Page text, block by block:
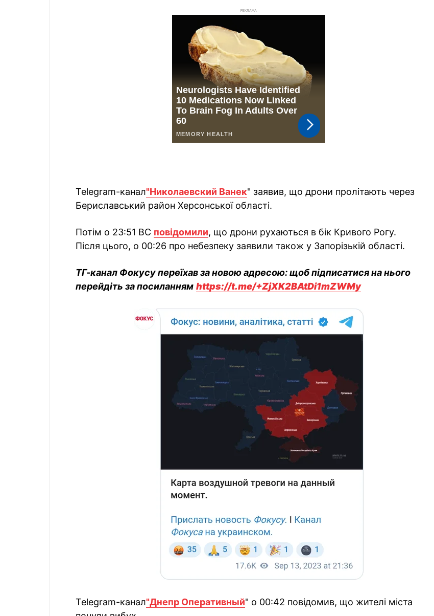
РЕКЛАМА
Telegram-канал"Николаевский Ванек" заявив, що дрони пролітають через
Бериславський район Херсонської області.
Потім о 23:51 ВС повідомили, що дрони рухаються в бік Кривого Рогу.
Після цього, о 00:26 про небезпеку заявили також у Запорізькій області.
ТГ-канал Фокусу переїхав за новою адресою: щоб підписатися на нього
перейдіть за посиланням https://t.me/+ZjXK2BAtDi1mZWMy
Telegram-канал"Днепр Оперативный" о 00:42 повідомив, що жителі міста